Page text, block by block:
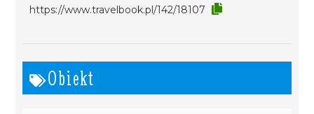
https://www.travelbook.pl/142/18107
Obiekt